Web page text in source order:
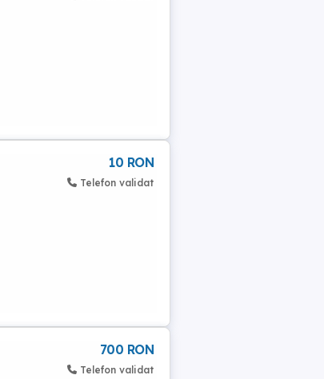
10 RON
Telefon validat
700 RON
Telefon validat